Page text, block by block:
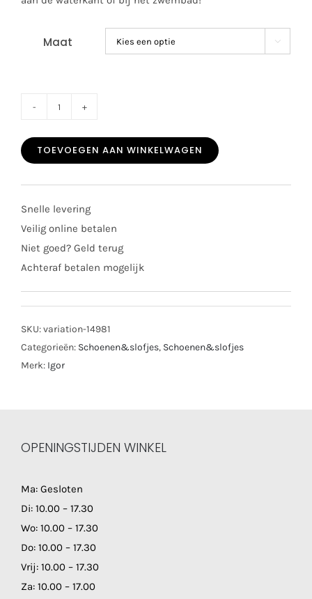
Maat 
waterschoen
Nico
aantal
TOEVOEGEN AAN WINKELWAGEN
Snelle levering
Veilig online betalen
Niet goed? Geld terug
Achteraf betalen mogelijk
SKU:variation-14981
Categorieën: Schoenen&slofjes, Schoenen&slofjes
Merk: Igor
OPENINGSTIJDEN WINKEL
Ma: Gesloten
Di: 10.00 – 17.30
Wo: 10.00 – 17.30
Do: 10.00 – 17.30
Vrij: 10.00 – 17.30
Za: 10.00 – 17.00